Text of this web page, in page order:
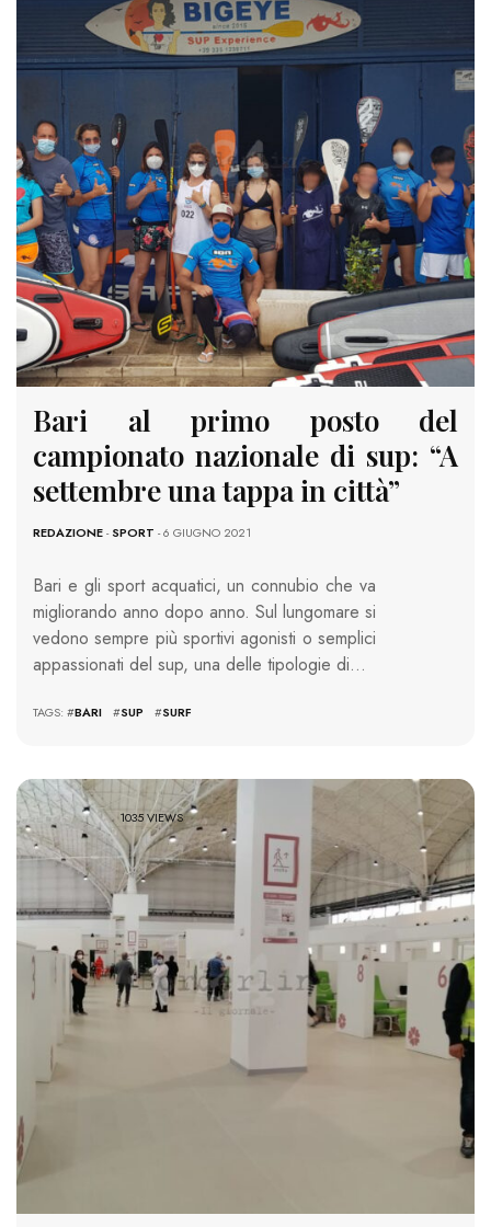
Bari al primo posto del
campionato nazionale di sup: “A
settembre una tappa in città”
REDAZIONE-SPORT - 6 GIUGNO 2021
Bari e gli sport acquatici, un connubio che va
migliorando anno dopo anno. Sul lungomare si
vedono sempre più sportivi agonisti o semplici
appassionati del sup, una delle tipologie di…
TAGS: #BARI #SUP #SURF
1035 VIEWS